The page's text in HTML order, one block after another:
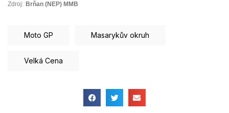
Zdroj: Brňan (NEP) MMB
Moto GP Masarykův okruh
Velká Cena